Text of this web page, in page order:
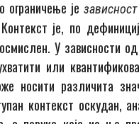
ограничење је
је, по
У зависности
или
носити различита
контекст оскудан,